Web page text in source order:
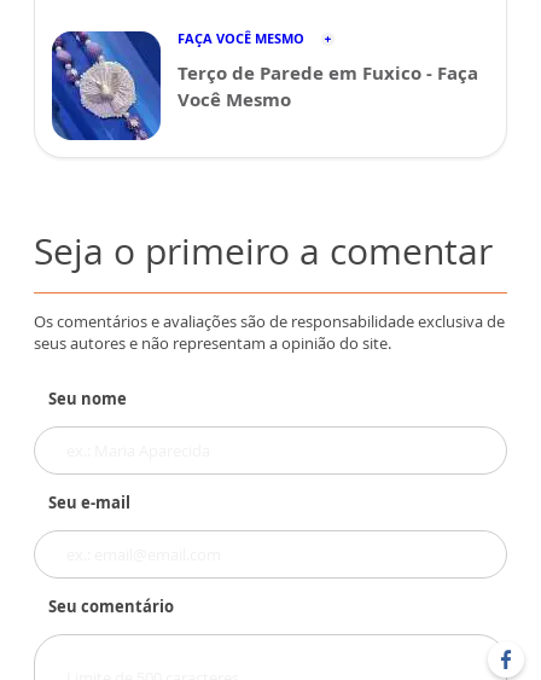
FAÇA VOCÊ MESMO
Terço de Parede em Fuxico - Faça
Você Mesmo
Seja o primeiro a comentar
Os comentários e avaliações são de responsabilidade exclusiva de
seus autores e não representam a opinião do site.
Seu nome
Seu e-mail
Seu comentário